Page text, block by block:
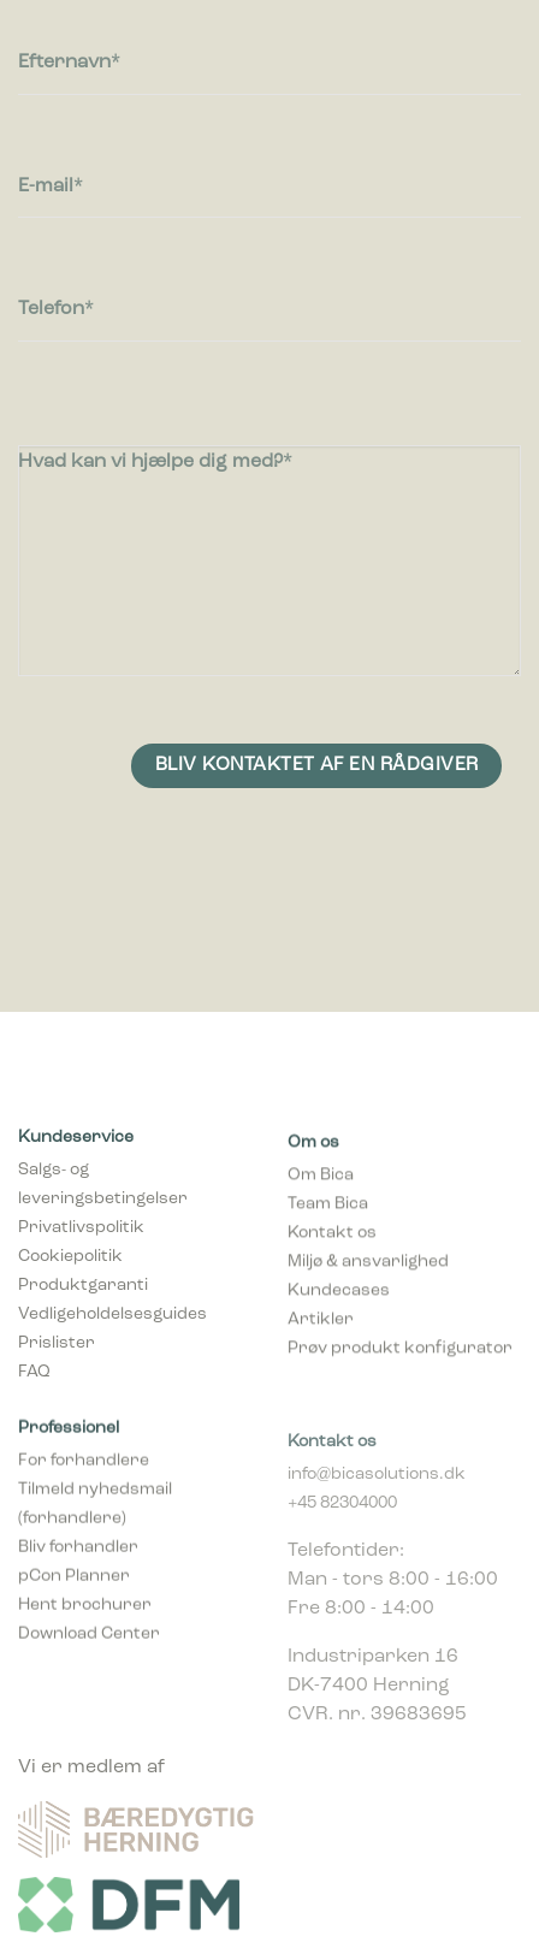
Efternavn
E-mail
Telefon
Hvad kan vi hjælpe dig med?
Kundeservice
Salgs- og
leveringsbetingelser
Privatlivspolitik
Cookiepolitik
Produktgaranti
Vedligeholdelsesguides
Prislister
FAQ
Om os
Om Bica
Team Bica
Kontakt os
Miljø & ansvarlighed
Kundecases
Artikler
Prøv produkt konfigurator
(forhandlere)
Bliv forhandler
Hent brochurer
info@bicasolutions.dk
+45 82304000
Man - tors 8:00 - 16:00
Fre 8:00 - 14:00
DK-7400 Herning
CVR. nr. 39683695
Vi er medlem af